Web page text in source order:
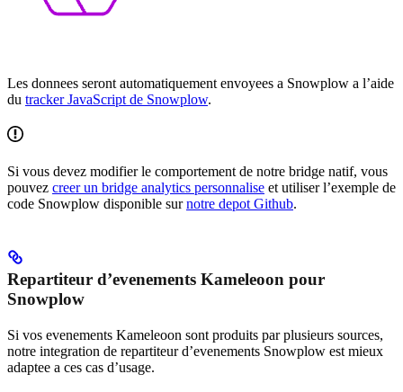
Les donnees seront automatiquement envoyees a Snowplow a l’aide
du tracker JavaScript de Snowplow.
Si vous devez modifier le comportement de notre bridge natif, vous
pouvez creer un bridge analytics personnalise et utiliser l’exemple de
code Snowplow disponible surnotre depot Github.
Repartiteur d’evenements Kameleoon pour
Snowplow
Si vos evenements Kameleoon sont produits par plusieurs sources,
notre integration de repartiteur d’evenements Snowplow est mieux
adaptee a ces cas d’usage.